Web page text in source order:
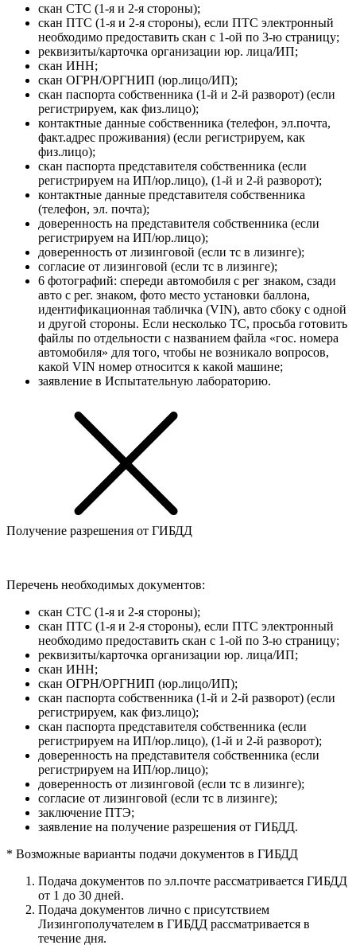
скан СТС (1-я и 2-я стороны);
скан ПТС (1-я и 2-я стороны), если ПТС электронный
необходимо предоставить скан с 1-ой по 3-ю страницу;
реквизиты/карточка организации юр. лица/ИП;
скан ИНН;
скан ОГРН/ОРГНИП (юр.лицо/ИП);
скан паспорта собственника (1-й и 2-й разворот) (если
регистрируем, как физ.лицо);
контактные данные собственника (телефон, эл.почта,
факт.адрес проживания) (если регистрируем, как
физ.лицо);
скан паспорта представителя собственника (если
регистрируем на ИП/юр.лицо), (1-й и 2-й разворот);
контактные данные представителя собственника
(телефон, эл. почта);
доверенность на представителя собственника (если
регистрируем на ИП/юр.лицо);
доверенность от лизинговой (если тс в лизинге);
согласие от лизинговой (если тс в лизинге);
6 фотографий: спереди автомобиля с рег знаком, сзади
авто с рег. знаком, фото место установки баллона,
идентификационная табличка (VIN), авто сбоку с одной
и другой стороны. Если несколько ТС, просьба готовить
файлы по отдельности с названием файла «гос. номера
автомобиля» для того, чтобы не возникало вопросов,
какой VIN номер относится к какой машине;
заявление в Испытательную лабораторию.
Получение разрешения от ГИБДД
Перечень необходимых документов:
скан СТС (1-я и 2-я стороны);
скан ПТС (1-я и 2-я стороны), если ПТС электронный
необходимо предоставить скан с 1-ой по 3-ю страницу;
реквизиты/карточка организации юр. лица/ИП;
скан ИНН;
скан ОГРН/ОРГНИП (юр.лицо/ИП);
скан паспорта собственника (1-й и 2-й разворот) (если
регистрируем, как физ.лицо);
скан паспорта представителя собственника (если
регистрируем на ИП/юр.лицо), (1-й и 2-й разворот);
доверенность на представителя собственника (если
регистрируем на ИП/юр.лицо);
доверенность от лизинговой (если тс в лизинге);
согласие от лизинговой (если тс в лизинге);
заключение ПТЭ;
заявление на получение разрешения от ГИБДД.
* Возможные варианты подачи документов в ГИБДД
Подача документов по эл.почте рассматривается ГИБДД
от 1 до 30 дней.
Подача документов лично с присутствием
Лизингополучателем в ГИБДД рассматривается в
течение дня.